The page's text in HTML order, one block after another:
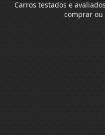
Carros testados e
comprar